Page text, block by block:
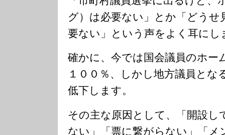
グ）は必要ない」とか「どう
要ない」という声をよく耳にし
確かに、今では国会議員のホー
１００％、しかし地方議員とな
低下します。
その主な原因として、「開設し
ない」「票に繋がらない」「